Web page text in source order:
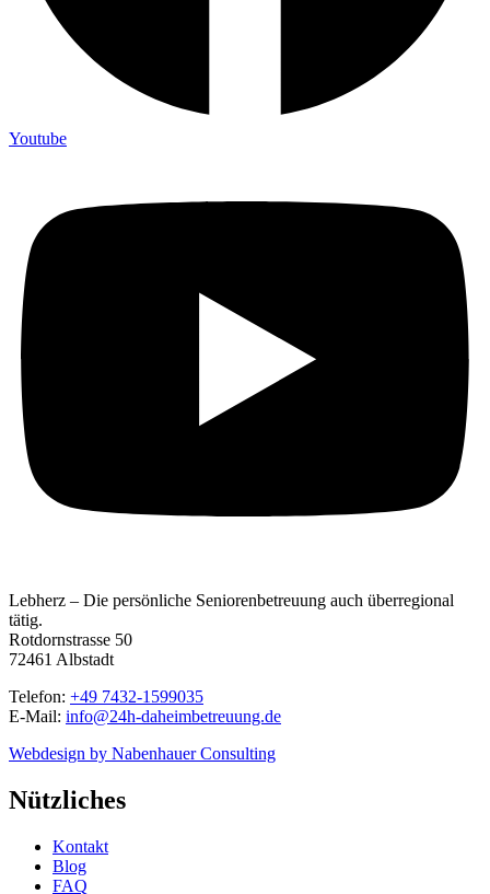
Youtube
Lebherz – Die persönliche Seniorenbetreuung auch überregional
tätig.
Rotdornstrasse 50
72461 Albstadt
Telefon: +49 7432-1599035
E-Mail: info@24h-daheimbetreuung.de
Webdesign by Nabenhauer Consulting
Nützliches
Kontakt
Blog
FAQ